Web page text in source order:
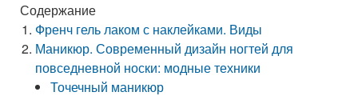
Содержание
Френч гель лаком с наклейками. Виды
Маникюр. Современный дизайн ногтей для
повседневной носки: модные техники
Точечный маникюр